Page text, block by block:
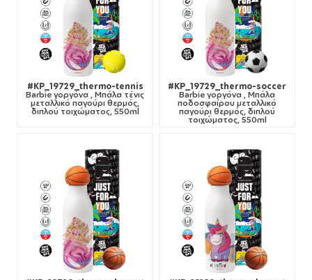
#KP_19729_thermo-tennis
Barbie γοργόνα , Μπάλα τένις
μεταλλικό παγούρι θερμός,
διπλού τοιχώματος, 550ml
#KP_19729_thermo-soccer
Barbie γοργόνα , Μπάλα
ποδοσφαίρου μεταλλικό
παγούρι θερμός, διπλού
τοιχώματος, 550ml